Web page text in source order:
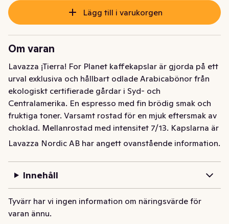
Lägg till i varukorgen
Om varan
Lavazza ¡Tierra! For Planet kaffekapslar är gjorda på ett
urval exklusiva och hållbart odlade Arabicabönor från
ekologiskt certifierade gårdar i Syd- och
Centralamerika. En espresso med fin brödig smak och
fruktiga toner. Varsamt rostad för en mjuk eftersmak av
choklad. Mellanrostad med intensitet 7/13. Kapslarna är
kompatibla med Nespresso® Original-maskiner.
varumärken som tillhör tredje part utan någon relation
till Luigi Lavazza S.p.A.
gjorda på ett urval exklusiva och hållbart odlade
Arabicabönor från ekologiskt certifierade gårdar i Syd-
Lavazza Nordic AB har angett ovanstående information.
Innehåll
Tyvärr har vi ingen information om näringsvärde för
varan ännu.